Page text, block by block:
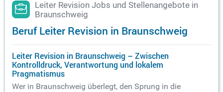
Leiter Revision Jobs und Stellenangebote in
Braunschweig
Beruf Leiter Revision in Braunschweig
Leiter Revision in Braunschweig – Zwischen
Kontrolldruck, Verantwortung und lokalem
Pragmatismus
Wer in Braunschweig überlegt, den Sprung in die